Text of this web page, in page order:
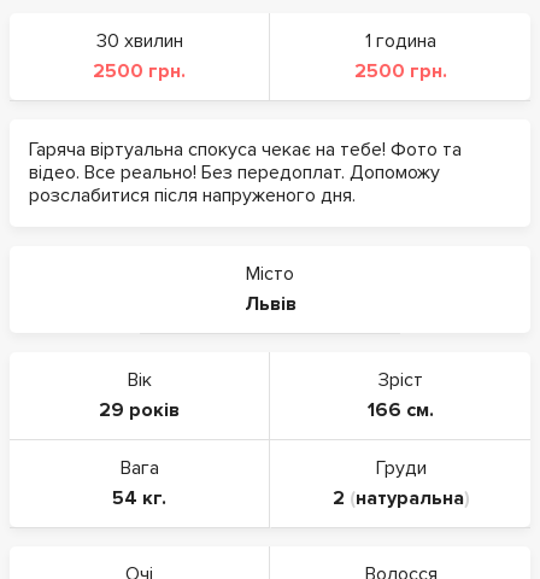
30 хвилин
2500 грн.
1 година
2500 грн.
Гаряча віртуальна спокуса чекає на тебе! Фото та
відео. Все реально! Без передоплат. Допоможу
розслабитися після напруженого дня.
Місто
Львів
Вік
29 років
Зріст
166 см.
Вага
54 кг.
Груди
2 (натуральна)
Очі Волосся